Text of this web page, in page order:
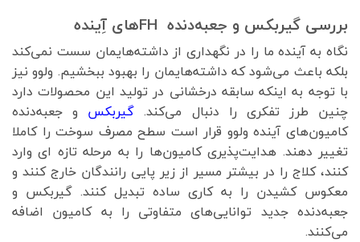
بررسی گیربکس و جعبه‌دنده FHهای آِینده
نگاه به آینده ما را در نگهداری از داشته‌هایمان سست نمی‌کند
بلکه باعث می‌شود که داشته‌هایمان را بهبود ببخشیم. ولوو نیز
با توجه به اینکه سابقه درخشانی در تولید این محصولات دارد
چنین طرز تفکری را دنبال می‌کند. گیربکس و جعبه‌دنده
کامیون‌های آینده ولوو قرار است سطح مصرف سوخت را کاملا
تغییر دهند. هدایت‌پذیری کامیون‌ها را به مرحله تازه ای وارد
کنند، کلاج را در بیشتر مسیر از زیر پایی رانندگان خارج کنند و
معکوس کشیدن را به کاری ساده تبدیل کنند. گیربکس و
جعبه‌دنده جدید توانایی‌های متفاوتی را به کامیون اضافه
می‌کنند.